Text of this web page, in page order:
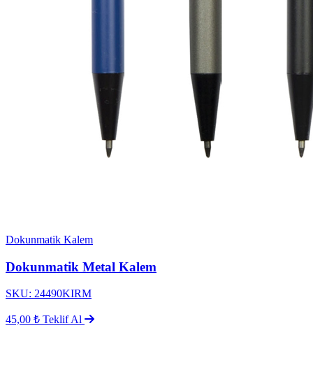
Dokunmatik Kalem
Dokunmatik Metal Kalem
SKU: 24490KIRM
45,00 ₺ Teklif Al